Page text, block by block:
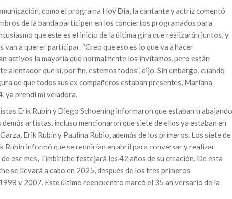
como el programa Hoy Día, la cantante y actriz comentó
de la banda participen en los conciertos programados para
que este es el inicio de la última gira que realizarán juntos, y
van a querer participar. “Creo que eso es lo que va a hacer
activos la mayoría que normalmente los invitamos, pero están
alentador que sí, por fin, estemos todos”, dijo. Sin embargo, cuando
de que todos sus ex compañeros estaban presentes, Mariana
ya prendí mi veladora.
Erik Rubín y Diego Schoening informaron que estaban trabajando
artistas, incluso mencionaron que siete de ellos ya estaban en
Erik Rubín y Paulina Rubio, además de los primeros. Los siete de
Rubín informó que se reunirían en abril para conversar y realizar
ese mes, Timbiriche festejará los 42 años de su creación. De esta
se llevará a cabo en 2025, después de los tres primeros
y 2007. Este último reencuentro marcó el 35 aniversario de la